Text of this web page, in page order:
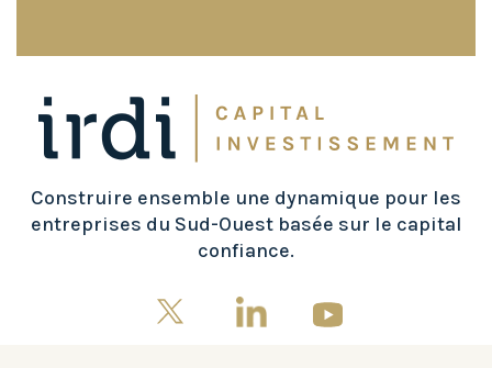
Construire ensemble une dynamique pour les
entreprises du Sud-Ouest basée sur le capital
confiance.